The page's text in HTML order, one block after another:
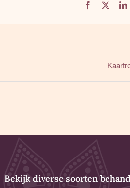
Facebook
Bekijk diverse soorten